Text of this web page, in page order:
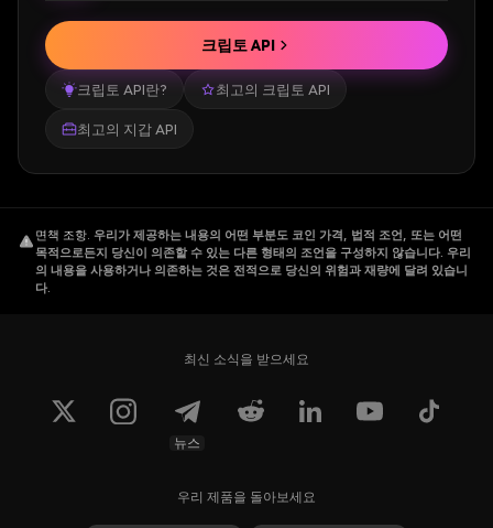
크립토 API란? 최고의 크립토 API
최고의 지갑 API
크립토 API
면책 조항. 우리가 제공하는 내용의 어떤 부분도 코인 가격, 법적 조언, 또는 어떤
목적으로든지 당신이 의존할 수 있는 다른 형태의 조언을 구성하지 않습니다. 우리
의 내용을 사용하거나 의존하는 것은 전적으로 당신의 위험과 재량에 달려 있습니
다.
최신 소식을 받으세요
뉴스
우리 제품을 돌아보세요